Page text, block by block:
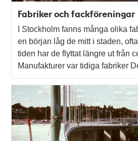
Fabriker och fackföreningar
I Stockholm fanns många olika
en början låg de mitt i staden,
tiden har de flyttat längre ut från
Manufakturer var tidiga fabriker